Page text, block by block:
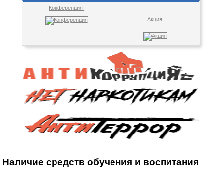
Конференция
Акция
Наличие средств обучения и воспитания